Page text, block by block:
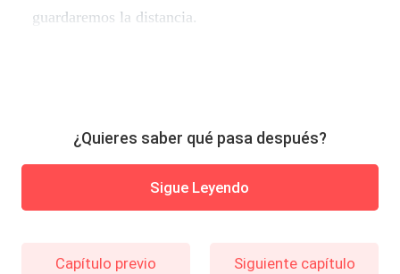
guardaremos la distancia.
¿Quieres saber qué pasa después?
Sigue Leyendo
Capítulo previo Siguiente capítulo